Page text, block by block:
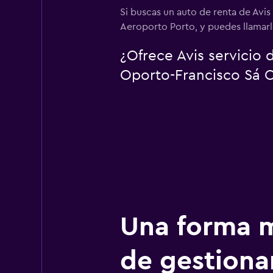
Si buscas un auto de renta de
Aeroporto Porto, y puedes
¿Ofrece Avis servicio
Oporto-Francisco Sá
Una forma
de